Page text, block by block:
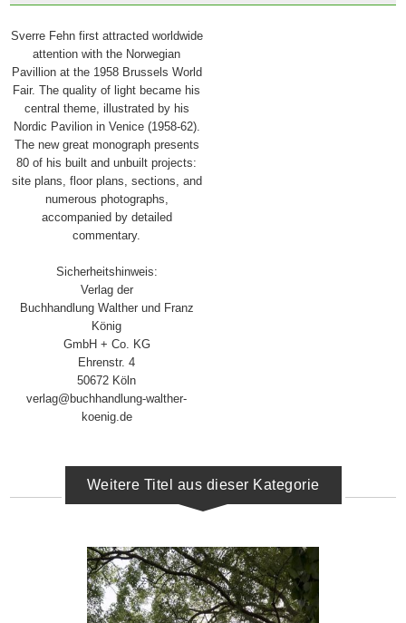
Sverre Fehn first attracted worldwide
attention with the Norwegian
Pavillion at the 1958 Brussels World
Fair. The quality of light became his
central theme, illustrated by his
Nordic Pavilion in Venice (1958-62).
The new great monograph presents
80 of his built and unbuilt projects:
site plans, floor plans, sections, and
numerous photographs,
accompanied by detailed
commentary.
Sicherheitshinweis:
Verlag der
Buchhandlung Walther und Franz
König
GmbH + Co. KG
Ehrenstr. 4
50672 Köln
verlag@buchhandlung-walther-
koenig.de
Weitere Titel aus dieser Kategorie